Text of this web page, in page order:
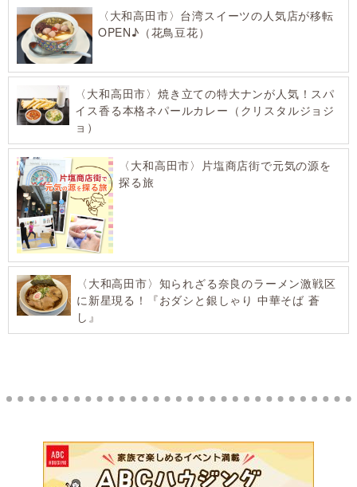
〈大和高田市〉台湾スイーツの人気店が移転
OPEN♪（花鳥豆花）
〈大和高田市〉焼き立ての特大ナンが人気！スパ
イス香る本格ネパールカレー（クリスタルジョジ
ョ）
〈大和高田市〉片塩商店街で元気の源を
探る旅
〈大和高田市〉知られざる奈良のラーメン激戦区
に新星現る！『おダシと銀しゃり 中華そば 蒼
し』